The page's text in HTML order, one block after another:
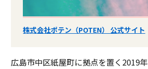
株式会社ポテン（POTEN） 公式サイト
広島市中区紙屋町に拠点を置く2019